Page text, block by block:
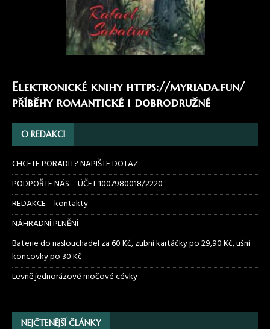
Elektronické knihy https://myriada.fun/
příběhy romantické i dobrodružné
O REDAKCI
CHCETE PORADIT? NAPIŠTE DOTAZ
PODPOŘTE NÁS – ÚČET 1007980018/2220
REDAKCE – kontakty
NÁHRADNÍ PLNĚNÍ
Baterie do naslouchadel za 60 Kč, zubní kartáčky po 29,90 Kč, ušní
koncovky po 30 Kč
Levně jednorázové močové cévky
NEJČTENĚJŠÍ ČLÁNKY